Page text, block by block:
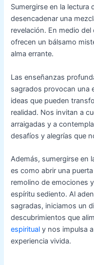
Sumergirse en la lectura
desencadenar una
revelación. En medio
ofrecen un bálsamo
alma errante.
Las enseñanzas
sagrados provocan una
ideas que pueden
realidad. Nos invitan a
arraigadas y a
desafíos y alegrías que
Además, sumergirse en
es como abrir una
remolino de emociones
espíritu sediento. Al
sagradas, iniciamos un
descubrimientos que
espiritual y nos impulsa
experiencia vivida.